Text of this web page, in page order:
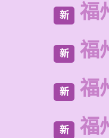
新 福
新 福
新 福
新 福